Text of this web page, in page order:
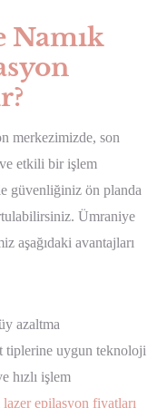
Namık
merkezimizde, son
ve etkili bir işlem
güvenliğiniz ön planda
Ümraniye
aşağıdaki avantajları
azaltma
tiplerine uygun teknoloji
hızlı işlem
epilasyon fiyatları